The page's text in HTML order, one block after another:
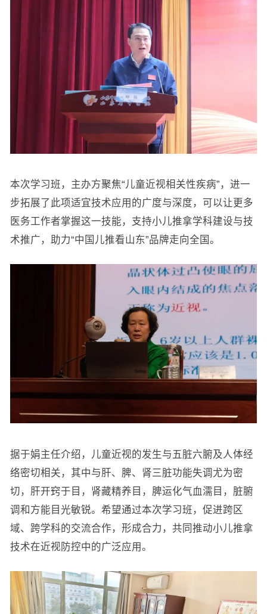
本次学习班，主办方聚焦“儿童近视相关性疾病”，进一
步拓展了此项适宜技术应用的广度与深度，可以让更多
医务工作者掌握这一技能，支持小儿推拿学科建设与技
术推广，助力“中国儿推看山东”品牌走向全国。
据于娟主任介绍，儿童近视的发生与五脏六腑及人体经
络密切相关，其中与肝、脾、肾三脏功能失调尤为密
切，肝开窍于目，肾藏精养目，脾运化气血濡目，脏腑
调和方能目光敏锐。希望通过本次学习班，促进跨区
域、跨学科的交流合作，形成合力，共同推动小儿推拿
技术在近视防控中的广泛应用。